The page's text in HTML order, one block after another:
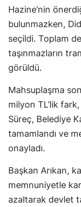
Hazine’nin
bulunmazken,
seçildi. Toplam
taşınmazların
görüldü.
Mahsuplaşma
milyon TL’lik
Süreç, Belediye
tamamlandı ve
onayladı.
Başkan Arıkan,
memnuniyetle
azaltarak devlet